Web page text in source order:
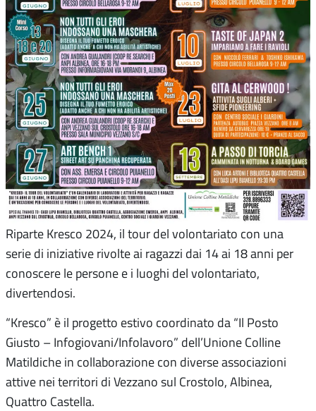
Riparte Kresco 2024, il tour del volontariato con una
serie di iniziative rivolte ai ragazzi dai 14 ai 18 anni per
conoscere le persone e i luoghi del volontariato,
divertendosi.
“Kresco” è il progetto estivo coordinato da “Il Posto
Giusto – Infogiovani/Infolavoro” dell’Unione Colline
Matildiche in collaborazione con diverse associazioni
attive nei territori di Vezzano sul Crostolo, Albinea,
Quattro Castella.